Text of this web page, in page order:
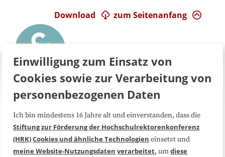
zum Seitenanfang
Download
Über uns FAQ
Medienarbeit Kooperationen
Einwilligung zum Einsatz von
Cookies sowie zur Verarbeitung von
personenbezogenen Daten
Ich bin mindestens 16 Jahre alt und einverstanden, dass die
Stiftung zur Förderung der Hochschulrektorenkonferenz
(HRK)Cookies und ähnliche Technologien einsetzt und
meine Website-Nutzungsdaten verarbeitet, umdiese